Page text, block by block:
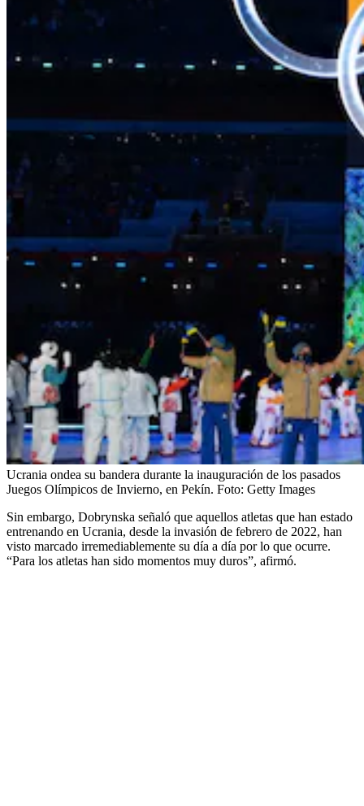
Ucrania ondea su bandera durante la inauguración de los pasados
Juegos Olímpicos de Invierno, en Pekín. Foto: Getty Images
Sin embargo, Dobrynska señaló que aquellos atletas que han estado
entrenando en Ucrania, desde la invasión de febrero de 2022, han
visto marcado irremediablemente su día a día por lo que ocurre.
“Para los atletas han sido momentos muy duros”, afirmó.